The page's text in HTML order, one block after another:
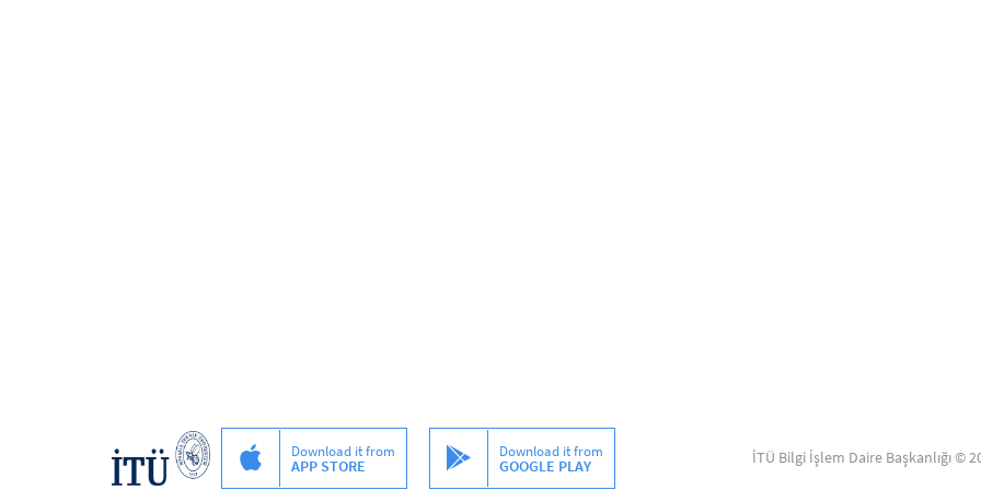
Download it from
APP STORE
Download it from
GOOGLE PLAY İTÜ Bilgi İşlem Daire Başkanlığı ©